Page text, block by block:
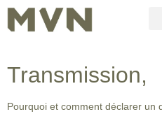
Transmission,
Pourquoi et comment déclarer un